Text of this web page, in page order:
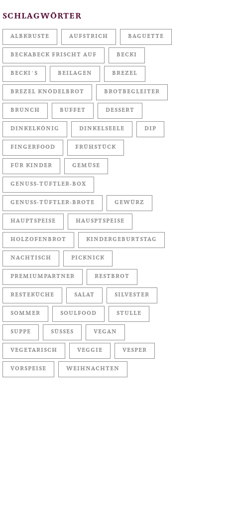
SCHLAGWÖRTER
ALBKRUSTE AUFSTRICH BAGUETTE
BECKABECK FRISCHT AUF BECKI
BECKI´S BEILAGEN BREZEL
BREZEL KNÖDELBROT BROTBEGLEITER
BRUNCH BUFFET DESSERT
DINKELKÖNIG DINKELSEELE DIP
FINGERFOOD FRÜHSTÜCK
FÜR KINDER GEMÜSE
GENUSS-TÜFTLER-BOX
GENUSS-TÜFTLER-BROTE GEWÜRZ
HAUPTSPEISE HAUSPTSPEISE
HOLZOFENBROT KINDERGEBURTSTAG
NACHTISCH PICKNICK
PREMIUMPARTNER RESTBROT
RESTEKÜCHE SALAT SILVESTER
SOMMER SOULFOOD STULLE
SUPPE SÜSSES VEGAN
VEGETARISCH VEGGIE VESPER
VORSPEISE WEIHNACHTEN